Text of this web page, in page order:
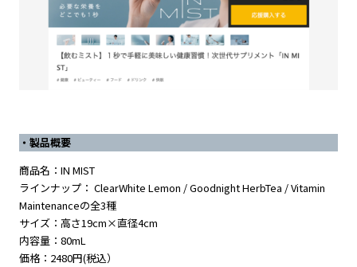
・製品概要
商品名：IN MIST
ラインナップ： ClearWhite Lemon / Goodnight HerbTea / Vitamin
Maintenanceの全3種
サイズ：高さ19cm×直径4cm
内容量：80mL
価格：2480円(税込）